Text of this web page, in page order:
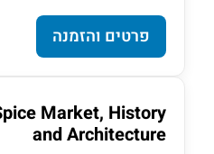
פרטים והזמנה
Market, History
and Architecture